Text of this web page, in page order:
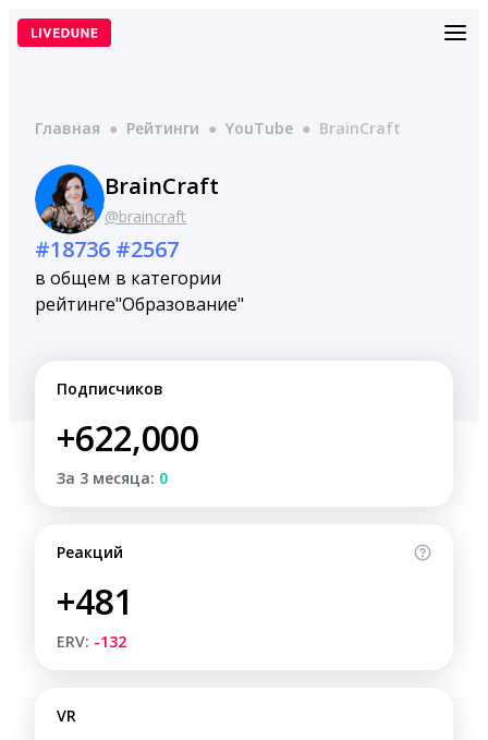
Перейти
Главная ● Рейтинги ● YouTube ● BrainCraft
BrainCraft
@braincraft
#18736
в общем
рейтинге
#2567
в категории
"Образование"
Подписчиков
+622,000
За 3 месяца: 0
Реакций
+481
ERV: -132
VR